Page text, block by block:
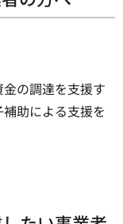
の調達を支援す
助による支援を